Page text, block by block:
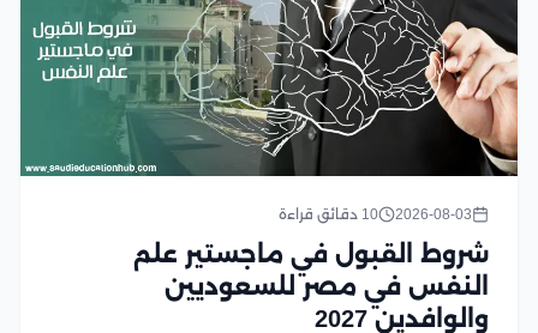
2026-08-03 10 دقائق قراءة
شروط القبول في ماجستير علم
النفس في مصر للسعوديين
والوافدين 2027